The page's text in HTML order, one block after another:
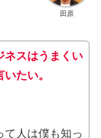
田原
ネスはうまくい
たい。
て人は僕も知っ